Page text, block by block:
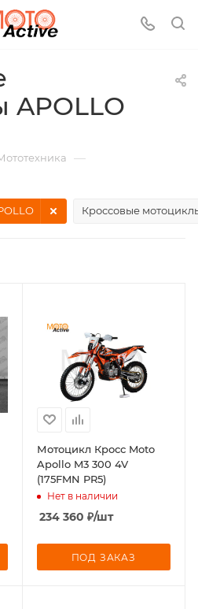
APOLLO
—
Кроссовые
Мотоцикл Кросс Moto
Apollo M3 300 4V
(175FMN PR5)
Нет в наличии
234 360 ₽/шт
ПОД ЗАКАЗ